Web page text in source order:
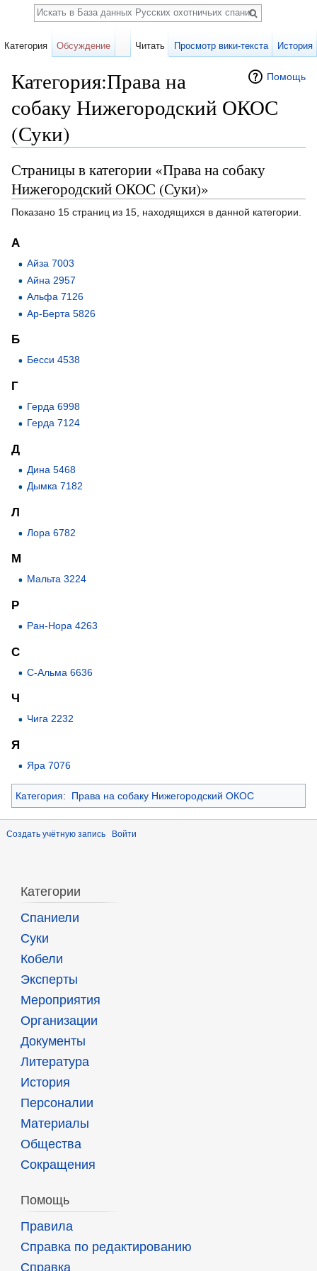
Помощь
Категория:Права на
собаку Нижегородский ОКОС
(Суки)
Страницы в категории «Права на собаку
Нижегородский ОКОС (Суки)»
Показано 15 страниц из 15, находящихся в данной категории.
А
Айза 7003
Айна 2957
Альфа 7126
Ар-Берта 5826
Б
Бесси 4538
Г
Герда 6998
Герда 7124
Д
Дина 5468
Дымка 7182
Л
Лора 6782
М
Мальта 3224
Р
Ран-Нора 4263
С
С-Альма 6636
Ч
Чига 2232
Я
Яра 7076
Категория: Права на собаку Нижегородский ОКОС
Создать учётную запись Войти
Категория Обсуждение Читать Просмотр вики-текста История
Поиск
Категории
Спаниели
Суки
Кобели
Эксперты
Мероприятия
Организации
Документы
Литература
История
Персоналии
Материалы
Общества
Сокращения
Помощь
Правила
Справка по редактированию
Справка